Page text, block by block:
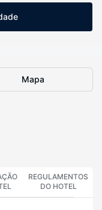
Mapa
REGULAMENTOS
DO HOTEL